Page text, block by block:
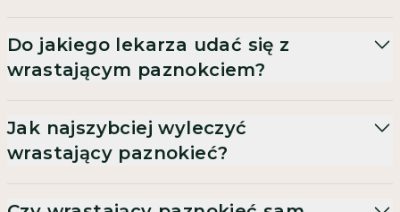
Do jakiego lekarza udać się z
wrastającym paznokciem?
Jak najszybciej wyleczyć
wrastający paznokieć?